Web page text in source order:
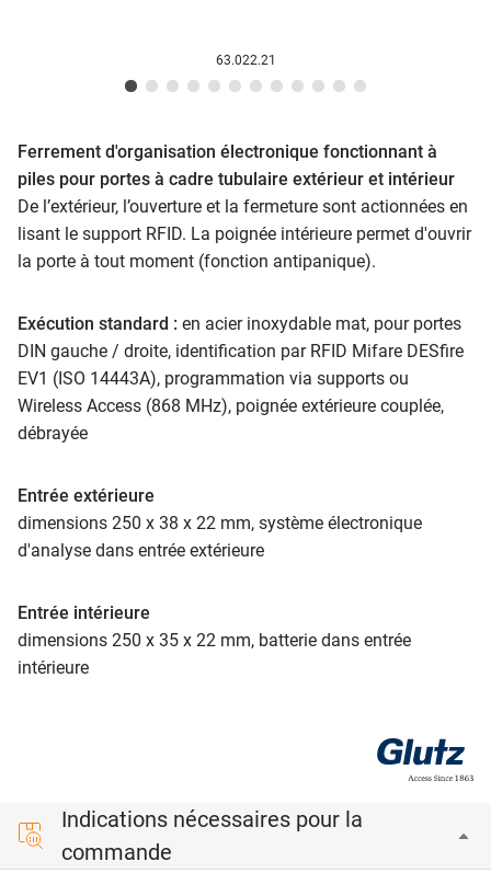
63.022.21
Ferrement d'organisation électronique fonctionnant à
piles pour portes à cadre tubulaire extérieur et intérieur
De l’extérieur, l’ouverture et la fermeture sont actionnées en
lisant le support RFID. La poignée intérieure permet d'ouvrir
la porte à tout moment (fonction antipanique).
Exécution standard : en acier inoxydable mat, pour portes
DIN gauche / droite, identification par RFID Mifare DESfire
EV1 (ISO 14443A), programmation via supports ou
Wireless Access (868 MHz), poignée extérieure couplée,
débrayée
Entrée extérieure
dimensions 250 x 38 x 22 mm, système électronique
d'analyse dans entrée extérieure
Entrée intérieure
dimensions 250 x 35 x 22 mm, batterie dans entrée
intérieure
Indications nécessaires pour la
commande